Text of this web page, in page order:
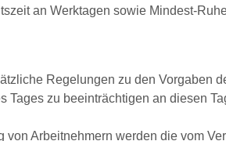
an Werktagen sowie Mindest-
Regelungen zu den Vorgaben
Tages zu beeinträchtigen an diesen
von Arbeitnehmern werden die vom